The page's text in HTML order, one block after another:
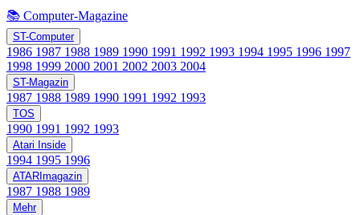
📚 Computer-Magazine
ST-Computer
1986 1987 1988 1989 1990 1991 1992 1993 1994 1995 1996 1997
1998 1999 2000 2001 2002 2003 2004
ST-Magazin
1987 1988 1989 1990 1991 1992 1993
TOS
1990 1991 1992 1993
Atari Inside
1994 1995 1996
ATARImagazin
1987 1988 1989
Mehr